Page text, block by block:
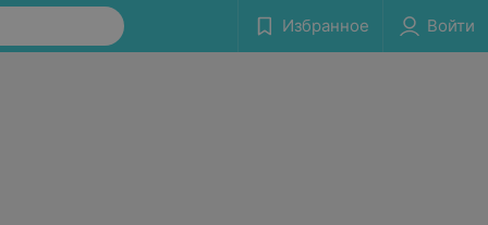
Избранное Войти